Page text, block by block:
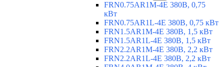
FRN0.75AR1M-4E 380В, 0,75
кВт
FRN0.75AR1L-4E 380В, 0,75 кВт
FRN1.5AR1M-4E 380В, 1,5 кВт
FRN1.5AR1L-4E 380В, 1,5 кВт
FRN2.2AR1M-4E 380В, 2,2 кВт
FRN2.2AR1L-4E 380В, 2,2 кВт